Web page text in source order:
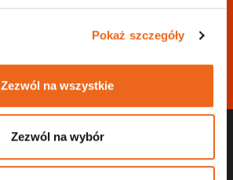
Pokaż szczegóły
Zezwól na wszystkie
Zezwól na wybór